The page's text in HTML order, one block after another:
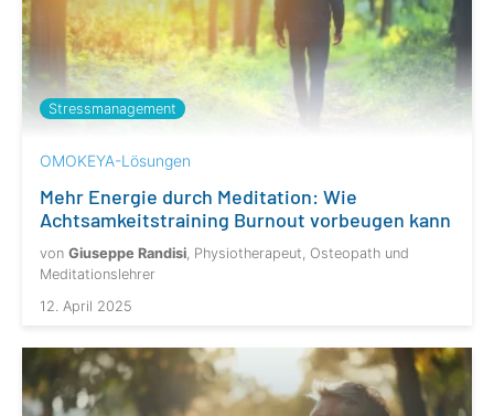
Stressmanagement
OMOKEYA-Lösungen
Mehr Energie durch Meditation: Wie
Achtsamkeitstraining Burnout vorbeugen kann
von Giuseppe Randisi, Physiotherapeut, Osteopath und
Meditationslehrer
12. April 2025